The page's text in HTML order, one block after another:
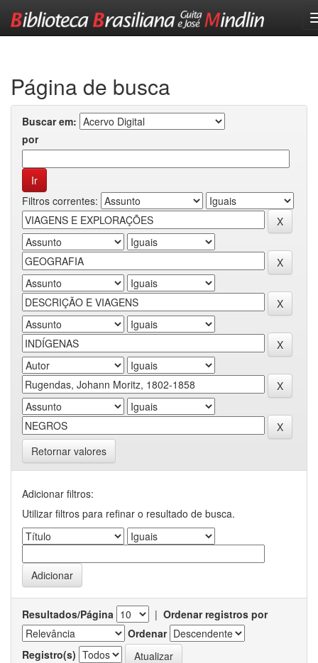
Página de busca
Buscar em:
por
Filtros correntes:
Retornar valores
Adicionar filtros:
Utilizar filtros para refinar o resultado de busca.
Resultados/Página | Ordenar registros por
Ordenar
Registro(s)